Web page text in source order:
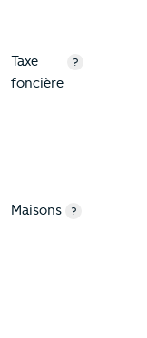
Taxe
foncière
?
Maisons ?